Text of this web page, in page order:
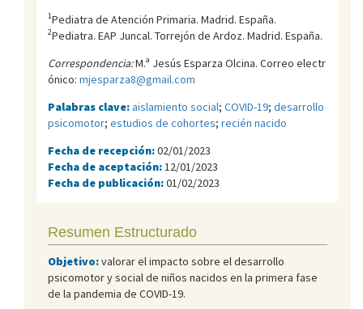
1Pediatra de Atención Primaria. Madrid. España.
2Pediatra. EAP Juncal. Torrejón de Ardoz. Madrid. España.
Correspondencia:M.ª Jesús Esparza Olcina. Correo electr
ónico: mjesparza8@gmail.com
Palabras clave:aislamiento social; COVID-19; desarrollo
psicomotor; estudios de cohortes; recién nacido
Fecha de recepción:02/01/2023
Fecha de aceptación: 12/01/2023
Fecha de publicación:01/02/2023
Resumen Estructurado
Objetivo:valorar el impacto sobre el desarrollo
psicomotor y social de niños nacidos en la primera fase
de la pandemia de COVID-19.